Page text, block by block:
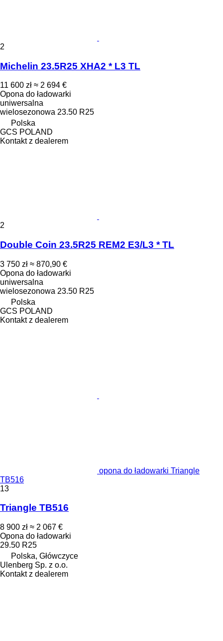
2
Michelin 23.5R25 XHA2 * L3 TL
11 600 zł ≈ 2 694 €
Opona do ładowarki
uniwersalna
wielosezonowa 23.50 R25
Polska
GCS POLAND
Kontakt z dealerem
2
Double Coin 23.5R25 REM2 E3/L3 * TL
3 750 zł ≈ 870,90 €
Opona do ładowarki
uniwersalna
wielosezonowa 23.50 R25
Polska
GCS POLAND
Kontakt z dealerem
opona do ładowarki Triangle
TB516
13
Triangle TB516
8 900 zł ≈ 2 067 €
Opona do ładowarki
29.50 R25
Polska, Główczyce
Ulenberg Sp. z o.o.
Kontakt z dealerem